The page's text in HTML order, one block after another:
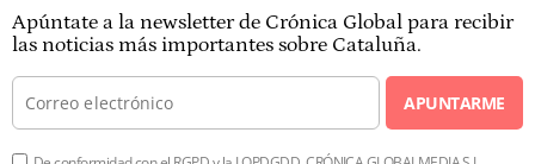
Apúntate a la newsletter de Crónica Global para recibir
las noticias más importantes sobre Cataluña.
APUNTARME